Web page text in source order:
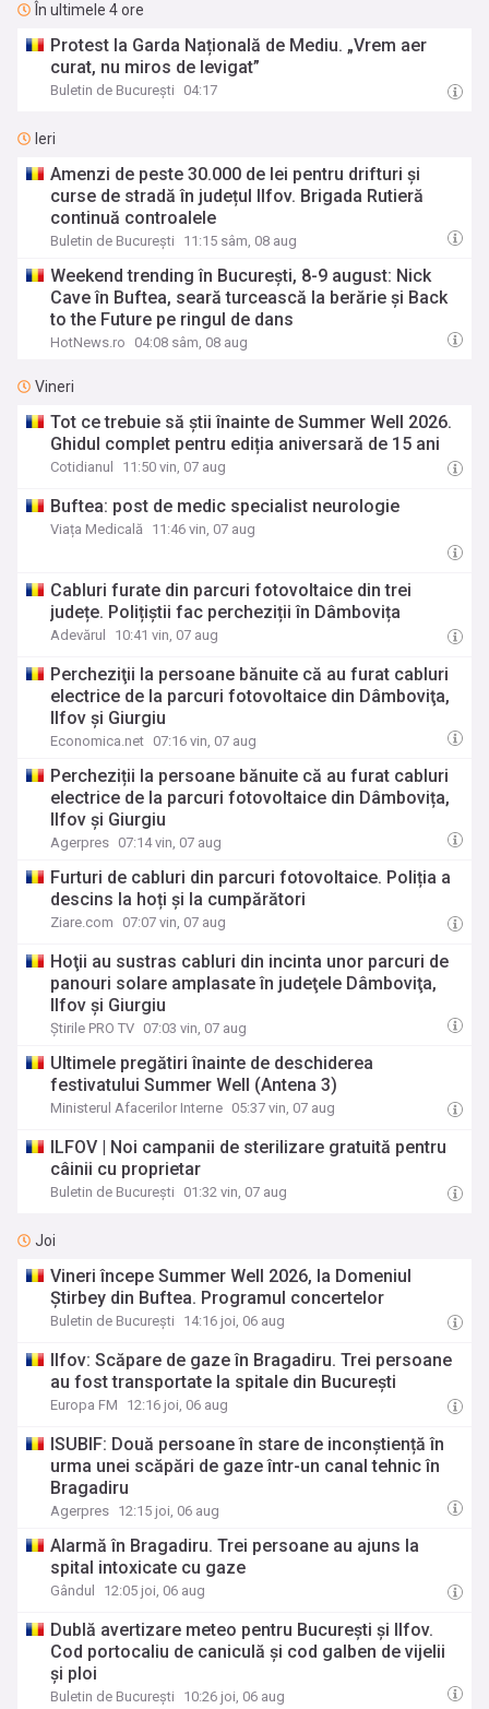
În ultimele 4 ore
Protest la Garda Națională de Mediu. „Vrem aer
curat, nu miros de levigat”
Buletin de București 04:17
Ieri
Amenzi de peste 30.000 de lei pentru drifturi și
curse de stradă în județul Ilfov. Brigada Rutieră
continuă controalele
Buletin de București 11:15 sâm, 08 aug
Weekend trending în București, 8-9 august: Nick
Cave în Buftea, seară turcească la berărie și Back
to the Future pe ringul de dans
HotNews.ro 04:08 sâm, 08 aug
Vineri
Tot ce trebuie să știi înainte de Summer Well 2026.
Ghidul complet pentru ediția aniversară de 15 ani
Cotidianul 11:50 vin, 07 aug
Buftea: post de medic specialist neurologie
Viața Medicală 11:46 vin, 07 aug
Cabluri furate din parcuri fotovoltaice din trei
județe. Polițiștii fac percheziții în Dâmbovița
Adevărul 10:41 vin, 07 aug
Percheziţii la persoane bănuite că au furat cabluri
electrice de la parcuri fotovoltaice din Dâmboviţa,
Ilfov şi Giurgiu
Economica.net 07:16 vin, 07 aug
Percheziții la persoane bănuite că au furat cabluri
electrice de la parcuri fotovoltaice din Dâmbovița,
Ilfov și Giurgiu
Agerpres 07:14 vin, 07 aug
Furturi de cabluri din parcuri fotovoltaice. Poliția a
descins la hoți și la cumpărători
Ziare.com 07:07 vin, 07 aug
Hoţii au sustras cabluri din incinta unor parcuri de
panouri solare amplasate în judeţele Dâmboviţa,
Ilfov şi Giurgiu
Știrile PRO TV 07:03 vin, 07 aug
Ultimele pregătiri înainte de deschiderea
festivatului Summer Well (Antena 3)
Ministerul Afacerilor Interne 05:37 vin, 07 aug
ILFOV | Noi campanii de sterilizare gratuită pentru
câinii cu proprietar
Buletin de București 01:32 vin, 07 aug
Joi
Vineri începe Summer Well 2026, la Domeniul
Știrbey din Buftea. Programul concertelor
Buletin de București 14:16 joi, 06 aug
Ilfov: Scăpare de gaze în Bragadiru. Trei persoane
au fost transportate la spitale din București
Europa FM 12:16 joi, 06 aug
ISUBIF: Două persoane în stare de inconștiență în
urma unei scăpări de gaze într-un canal tehnic în
Bragadiru
Agerpres 12:15 joi, 06 aug
Alarmă în Bragadiru. Trei persoane au ajuns la
spital intoxicate cu gaze
Gândul 12:05 joi, 06 aug
Dublă avertizare meteo pentru București și Ilfov.
Cod portocaliu de caniculă și cod galben de vijelii
și ploi
Buletin de București 10:26 joi, 06 aug